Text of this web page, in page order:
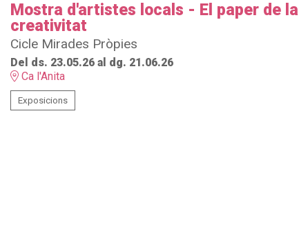
Mostra d'artistes locals - El paper de la
creativitat
Cicle Mirades Pròpies
Del ds. 23.05.26 al dg. 21.06.26
Ca l'Anita
Exposicions